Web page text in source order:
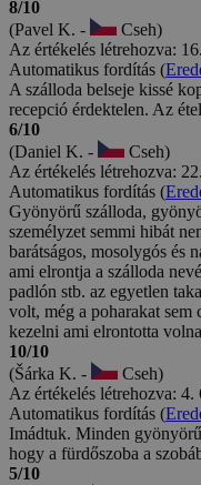
8/10
(Pavel K. -
Cseh)
Az értékelés létrehozva:
Automatikus fordítás (
A szálloda belseje kissé
recepció érdektelen. Az
6/10
(Daniel K. -
Cseh)
Az értékelés létrehozva:
Automatikus fordítás (
Gyönyörű szálloda,
személyzet semmi hibát
barátságos, mosolygós és
ami elrontja a szálloda
padlón stb. az egyetlen
volt, még a poharakat
kezelni ami elrontotta
10/10
(Šárka K. -
Cseh)
Az értékelés létrehozva: 4.
Automatikus fordítás (
Imádtuk. Minden
hogy a fürdőszoba a
5/10